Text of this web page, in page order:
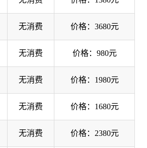
无消费 价格：3680元
无消费 价格：980元
无消费 价格：1980元
无消费 价格：1680元
无消费 价格：2380元